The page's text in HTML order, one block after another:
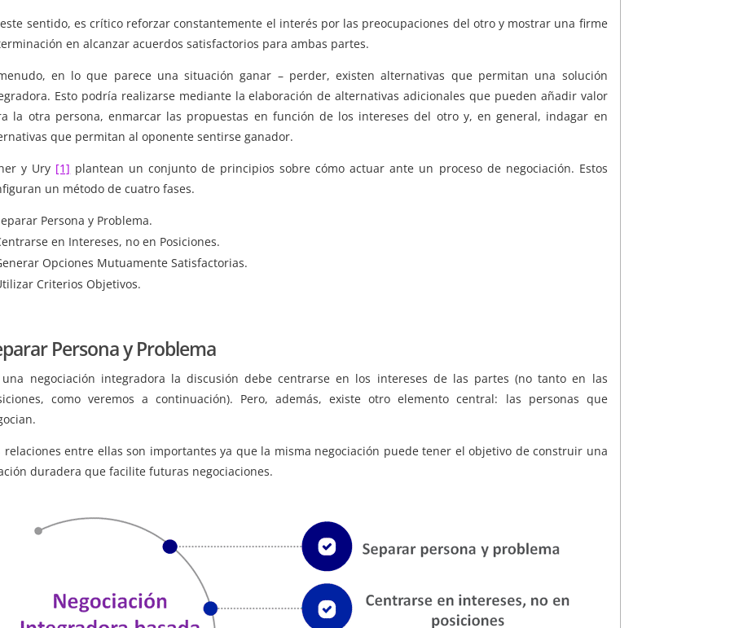
sentido, es crítico reforzar constantemente el interés por las preocupaciones del otro y mostrar una firme
en alcanzar acuerdos satisfactorios para ambas partes.
en lo que parece una situación ganar – perder, existen alternativas que permitan una solución
Esto podría realizarse mediante la elaboración de alternativas adicionales que pueden añadir valor
la otra persona, enmarcar las propuestas en función de los intereses del otro y, en general, indagar en
que permitan al oponente sentirse ganador.
y Ury [1] plantean un conjunto de principios sobre cómo actuar ante un proceso de negociación. Estos
un método de cuatro fases.
Persona y Problema.
en Intereses, no en Posiciones.
Opciones Mutuamente Satisfactorias.
Criterios Objetivos.
Persona y Problema
una negociación integradora la discusión debe centrarse en los intereses de las partes (no tanto en las
como veremos a continuación). Pero, además, existe otro elemento central: las personas que
relaciones entre ellas son importantes ya que la misma negociación puede tener el objetivo de construir una
duradera que facilite futuras negociaciones.